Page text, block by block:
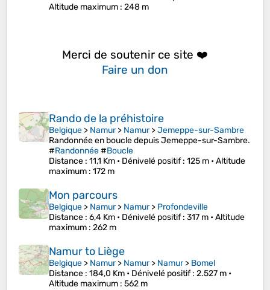
Altitude maximum : 248 m
Merci de soutenir ce site ❤️
Faire un don
Rando de la préhistoire
Belgique > Namur> Namur>Jemeppe-sur-Sambre
Randonnée en boucle depuis Jemeppe-sur-Sambre.
#Randonnée#Boucle
Distance : 11,1 Km • Dénivelé positif: 125 m •Altitude
maximum : 172 m
Mon parcours
Belgique > Namur> Namur> Profondeville
Distance : 6,4 Km • Dénivelé positif: 317 m •Altitude
maximum : 262 m
Namur to Liège
Belgique > Namur> Namur> Namur> Bomel
Distance : 184,0 Km • Dénivelé positif: 2.527 m •
Altitude maximum : 562 m